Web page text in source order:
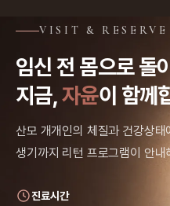
VISIT & RESERVE
임신 전 몸으로 돌
지금,자윤이 함께
산모 개개인의 체질과 건강상
생기까지 리턴 프로그램이 안내
진료시간